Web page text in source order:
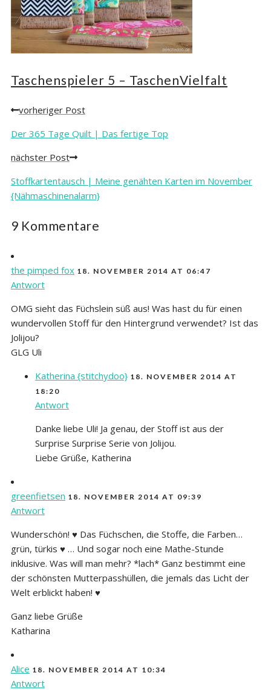
Taschenspieler 5 – TaschenVielfalt
Posts
navigation
vorheriger Post
Der 365 Tage Quilt | Das fertige Top
nächster Post
Stoffkartentausch | Meine genähten Karten im November
{Nähmaschinenalarm}
9 Kommentare
the pimped fox 18. NOVEMBER 2014 AT 06:47
Antwort
OMG sieht das Füchslein süß aus! Was hast du für einen
wundervollen Stoff für den Hintergrund verwendet? Ist das
Jolijou?
GLG Uli
Katherina {stitchydoo} 18. NOVEMBER 2014 AT
18:20
Antwort
Danke liebe Uli! Ja genau, der Stoff ist aus der
Surprise Surprise Serie von Jolijou.
Liebe Grüße, Katherina
greenfietsen 18. NOVEMBER 2014 AT 09:39
Antwort
Wunderschön! ♥ Das Füchschen, die Stoffe, die Farben…
grün, türkis ♥ … Und sogar noch eine Mathe-Stunde
inklusive. Was will man mehr? *lach* Ganz bestimmt eine
der schönsten Mutterpasshüllen, die jemals das Licht der
Welt erblickt haben! ♥
Ganz liebe Grüße
Katharina
Alice 18. NOVEMBER 2014 AT 10:34
Antwort